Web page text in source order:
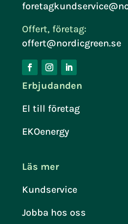
Offert, företag:
offert@nordicgreen.se
Erbjudanden
El till företag
EKOenergy
Läs mer
Kundservice
Jobba hos oss